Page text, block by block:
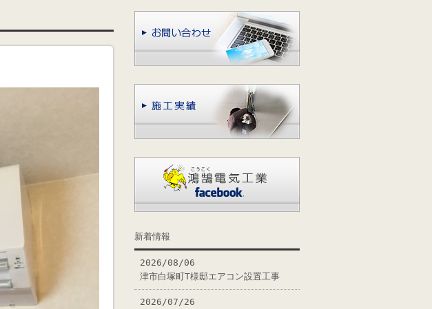
新着情報
2026/08/06
津市白塚町T様邸エアコン設置工事
2026/07/26